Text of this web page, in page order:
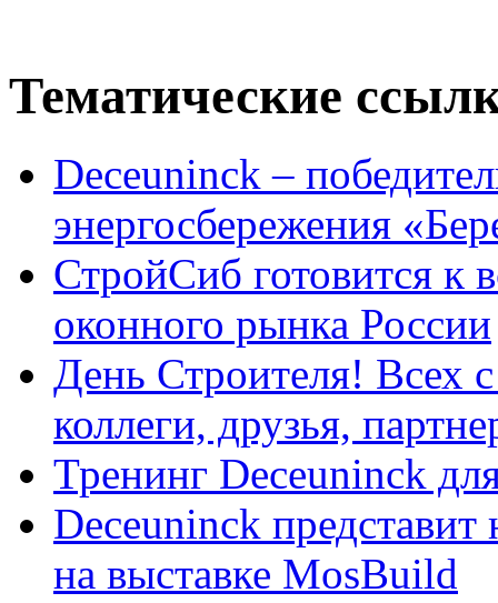
Тематические
Deceuninck –
энергосбережения
СтройСиб готовится к
оконного рынка России
День Строителя! Всех
коллеги, друзья,
Тренинг Deceuninck
Deceuninck
на выставке MosBuild